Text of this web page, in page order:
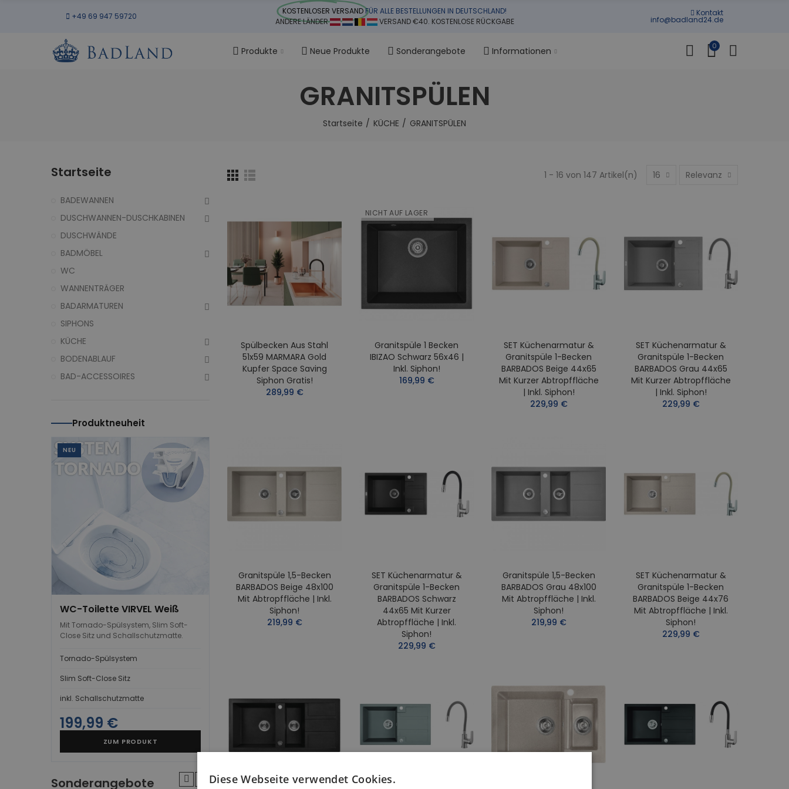
+49 69 947 59720
KOSTENLOSER VERSANDFÜR ALLE BESTELLUNGEN IN DEUTSCHLAND!
ANDERE LÄNDER
VERSAND €40. KOSTENLOSE RÜCKGABE
Kontakt
info@badland24.de
Produkte Neue Produkte Sonderangebote Informationen 0
GRANITSPÜLEN
Startseite KÜCHE GRANITSPÜLEN
1 - 16 von 147 Artikel(n) 16 Relevanz
Spülbecken Aus Stahl
51x59 MARMARA Gold
Kupfer Space Saving
Siphon Gratis!
289,99 €
NICHT AUF LAGER
Granitspüle 1 Becken
IBIZAO Schwarz 56x46 |
Inkl. Siphon!
169,99 €
SET Küchenarmatur &
Granitspüle 1-Becken
BARBADOS Beige 44x65
Mit Kurzer Abtropffläche
| Inkl. Siphon!
229,99 €
SET Küchenarmatur &
Granitspüle 1-Becken
BARBADOS Grau 44x65
Mit Kurzer Abtropffläche
| Inkl. Siphon!
229,99 €
Granitspüle 1,5-Becken
BARBADOS Beige 48x100
Mit Abtropffläche | Inkl.
Siphon!
219,99 €
SET Küchenarmatur &
Granitspüle 1-Becken
BARBADOS Schwarz
44x65 Mit Kurzer
Abtropffläche | Inkl.
Siphon!
229,99 €
Granitspüle 1,5-Becken
BARBADOS Grau 48x100
Mit Abtropffläche | Inkl.
Siphon!
219,99 €
SET Küchenarmatur &
Granitspüle 1-Becken
BARBADOS Beige 44x76
Mit Abtropffläche | Inkl.
Siphon!
229,99 €
Startseite
BADEWANNEN
DUSCHWANNEN-DUSCHKABINEN
DUSCHWÄNDE
BADMÖBEL
WC
WANNENTRÄGER
BADARMATUREN
SIPHONS
KÜCHE
BODENABLAUF
BAD-ACCESSOIRES
Produktneuheit
NEU
WC-Toilette VIRVEL Weiß
Mit Tornado-Spülsystem, Slim Soft-
Close Sitz und Schallschutzmatte.
Tornado-Spülsystem
Slim Soft-Close Sitz
inkl. Schallschutzmatte
199,99 €
ZUM PRODUKT
Sonderangebote Diese Webseite verwendet Cookies.